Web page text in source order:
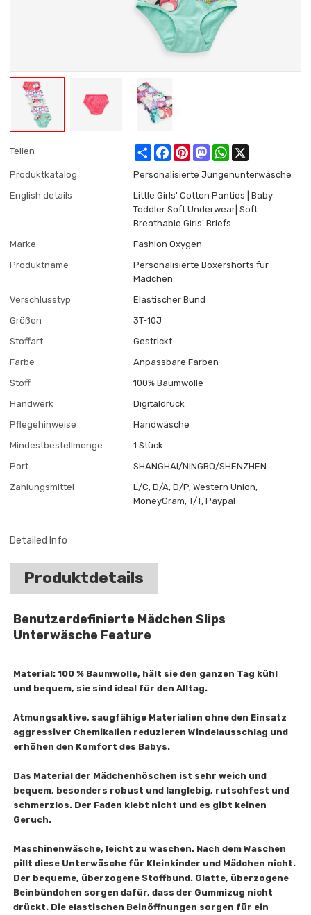
Teilen ShareFacebookPinterestMastodonWhatsApp
Produktkatalog
Personalisierte Jungenunterwäsche
English details
Little Girls' Cotton Panties | Baby
Toddler Soft Underwear| Soft
Breathable Girls' Briefs
Marke
Fashion Oxygen
Produktname
Personalisierte Boxershorts für
Mädchen
Verschlusstyp
Elastischer Bund
Größen
3T-10J
Stoffart
Gestrickt
Farbe
Anpassbare Farben
Stoff
100% Baumwolle
Handwerk
Digitaldruck
Pflegehinweise
Handwäsche
Mindestbestellmenge
1 Stück
Port
SHANGHAI/NINGBO/SHENZHEN
Zahlungsmittel
L/C, D/A, D/P, Western Union,
MoneyGram, T/T, Paypal
Detailed Info
Produktdetails
Benutzerdefinierte Mädchen Slips
Unterwäsche Feature
Material: 100 % Baumwolle, hält sie den ganzen Tag kühl
und bequem, sie sind ideal für den Alltag.
Atmungsaktive, saugfähige Materialien ohne den Einsatz
aggressiver Chemikalien reduzieren Windelausschlag und
erhöhen den Komfort des Babys.
Das Material der Mädchenhöschen ist sehr weich und
bequem, besonders robust und langlebig, rutschfest und
schmerzlos. Der Faden klebt nicht und es gibt keinen
Geruch.
Maschinenwäsche, leicht zu waschen. Nach dem Waschen
pillt diese Unterwäsche für Kleinkinder und Mädchen nicht.
Der bequeme, überzogene Stoffbund. Glatte, überzogene
Beinbündchen sorgen dafür, dass der Gummizug nicht
drückt. Die elastischen Beinöffnungen sorgen für ein